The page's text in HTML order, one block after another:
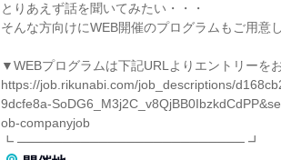
とりあえず話を聞いてみたい・・・
そんな方向けにWEB開催のプログラムもご用意
▼WEBプログラムは下記URLよりエントリーを
https://job.rikunabi.com/job_descriptions/
9dcfe8a-
ob-companyjob
┗ ───────────────────────── ┛